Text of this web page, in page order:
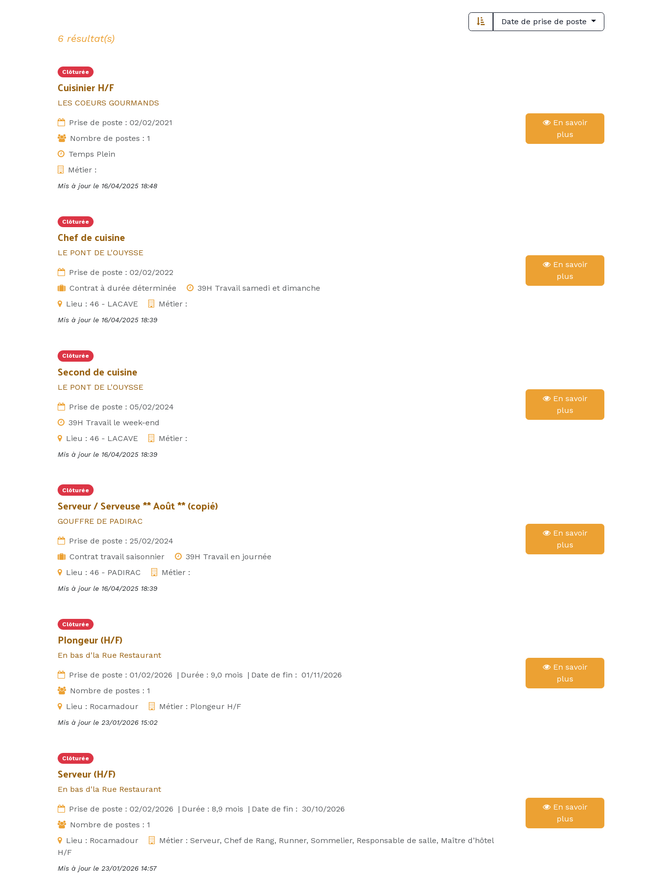
Date de prise de poste
6 résultat(s)
Clôturée
Cuisinier H/F
LES COEURS GOURMANDS
Prise de poste : 02/02/2021
Nombre de postes : 1
Temps Plein
Métier :
Mis à jour le 16/04/2025 18:48
En savoir
plus
Clôturée
Chef de cuisine
LE PONT DE L'OUYSSE
Prise de poste : 02/02/2022
Contrat à durée déterminée
39H Travail samedi et dimanche
Lieu : 46 - LACAVE Métier :
Mis à jour le 16/04/2025 18:39
En savoir
plus
Clôturée
Second de cuisine
LE PONT DE L'OUYSSE
Prise de poste : 05/02/2024
39H Travail le week-end
Lieu : 46 - LACAVE Métier :
Mis à jour le 16/04/2025 18:39
En savoir
plus
Clôturée
Serveur / Serveuse ** Août ** (copié)
GOUFFRE DE PADIRAC
Prise de poste : 25/02/2024
Contrat travail saisonnier
39H Travail en journée
Lieu : 46 - PADIRAC Métier :
Mis à jour le 16/04/2025 18:39
En savoir
plus
Clôturée
Plongeur (H/F)
En bas d'la Rue Restaurant
Prise de poste : 01/02/2026 | Durée : 9,0 mois | Date de fin : 01/11/2026
Nombre de postes : 1
Lieu : Rocamadour Métier : Plongeur H/F
Mis à jour le 23/01/2026 15:02
En savoir
plus
Clôturée
Serveur (H/F)
En bas d'la Rue Restaurant
Prise de poste : 02/02/2026 | Durée : 8,9 mois | Date de fin : 30/10/2026
Nombre de postes : 1
Lieu : Rocamadour Métier : Serveur, Chef de Rang, Runner, Sommelier, Responsable de salle, Maître d’hôtel
H/F
Mis à jour le 23/01/2026 14:57
En savoir
plus